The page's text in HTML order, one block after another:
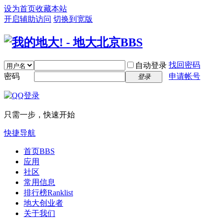
设为首页收藏本站
开启辅助访问 切换到宽版
自动登录 找回密码
密码
登录 申请帐号
只需一步，快速开始
快捷导航
首页BBS
应用
社区
常用信息
排行榜Ranklist
地大创业者
关于我们